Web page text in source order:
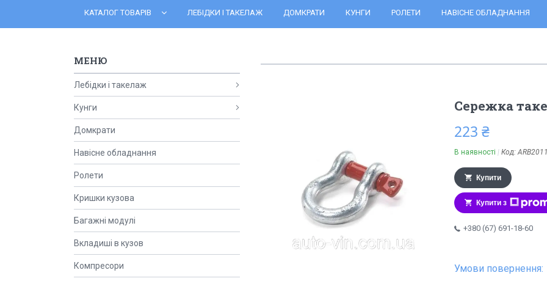
КАТАЛОГ ТОВАРІВ ЛЕБІДКИ І ТАКЕЛАЖ ДОМКРАТИ КУНГИ РОЛЕТИ НАВІСНЕ ОБЛАДНАННЯ
Сережка
223 ₴
В наявності Код:ARB2011
Купити
Купити з
+380 (67) 691-18-60
Лебідки і такелаж
Кунги
Домкрати
Навісне обладнання
Ролети
Кришки кузова
Багажні модулі
Вкладиші в кузов
Компресори